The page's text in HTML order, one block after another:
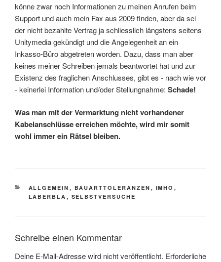
könne zwar noch Informationen zu meinen Anrufen beim
Support und auch mein Fax aus 2009 finden, aber da sei
der nicht bezahlte Vertrag ja schliesslich längstens seitens
Unitymedia gekündigt und die Angelegenheit an ein
Inkasso-Büro abgetreten worden. Dazu, dass man aber
keines meiner Schreiben jemals beantwortet hat und zur
Existenz des fraglichen Anschlusses, gibt es - nach wie vor
- keinerlei Information und/oder Stellungnahme: Schade!
Was man mit der Vermarktung nicht vorhandener
Kabelanschlüsse erreichen möchte, wird mir somit
wohl immer ein Rätsel bleiben.
KATEGORIEN
ALLGEMEIN , BAUARTTOLERANZEN , IMHO ,
LABERBLA , SELBSTVERSUCHE
Schreibe einen Kommentar
Deine E-Mail-Adresse wird nicht veröffentlicht. Erforderliche